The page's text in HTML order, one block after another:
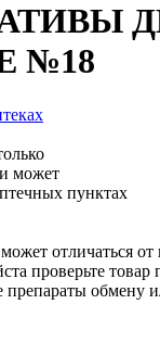
№18
может
пунктах
отличаться от
проверьте товар
препараты обмену